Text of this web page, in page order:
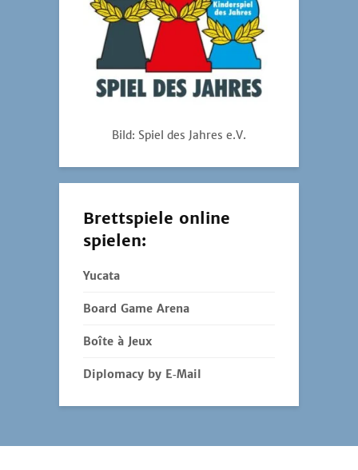
Bild: Spiel des Jahres e.V.
Brettspiele online
spielen:
Yucata
Board Game Arena
Boîte à Jeux
Diplomacy by E‑Mail